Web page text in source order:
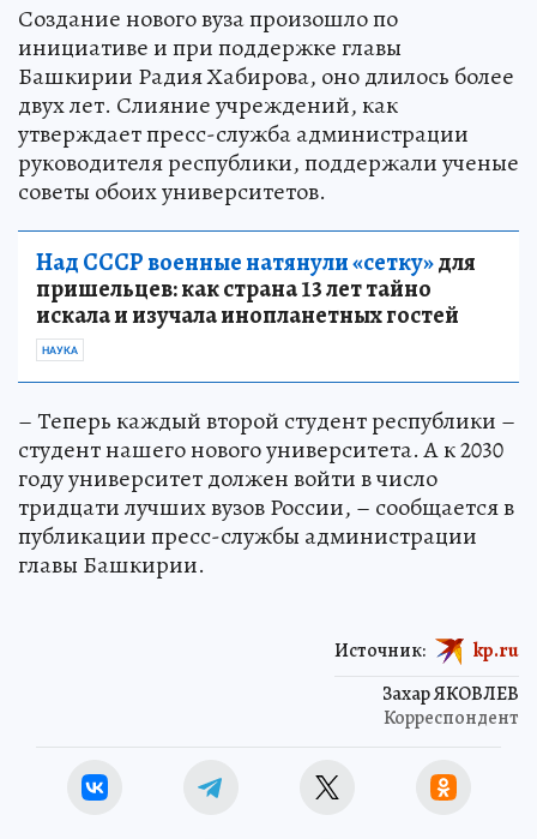
Создание нового вуза произошло по
инициативе и при поддержке главы
Башкирии Радия Хабирова, оно длилось более
двух лет. Слияние учреждений, как
утверждает пресс-служба администрации
руководителя республики, поддержали ученые
советы обоих университетов.
Над СССР военные натянули «сетку»для
пришельцев: как страна 13 лет тайно
искала и изучала инопланетных гостей
НАУКА
– Теперь каждый второй студент республики –
студент нашего нового университета. А к 2030
году университет должен войти в число
тридцати лучших вузов России, – сообщается в
публикации пресс-службы администрации
главы Башкирии.
Захар ЯКОВЛЕВ
Корреспондент
Источник: kp.ru